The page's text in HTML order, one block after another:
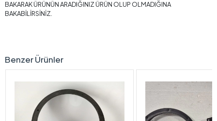
BAKARAK ÜRÜNÜN ARADIĞINIZ ÜRÜN OLUP OLMADIĞINA
BAKABİLİRSİNİZ.
Benzer Ürünler